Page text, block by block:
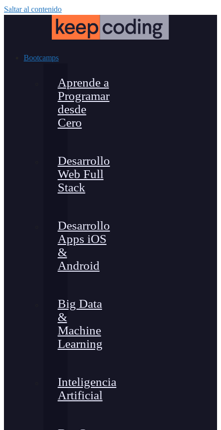
Saltar al contenido
Bootcamps
Aprende a
Programar
desde
Cero
Desarrollo
Web Full
Stack
Desarrollo
Apps iOS
&
Android
Big Data
&
Machine
Learning
Inteligencia
Artificial